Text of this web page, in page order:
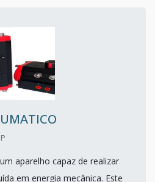
aparelho capaz de realizar
em energia mecânica. Este